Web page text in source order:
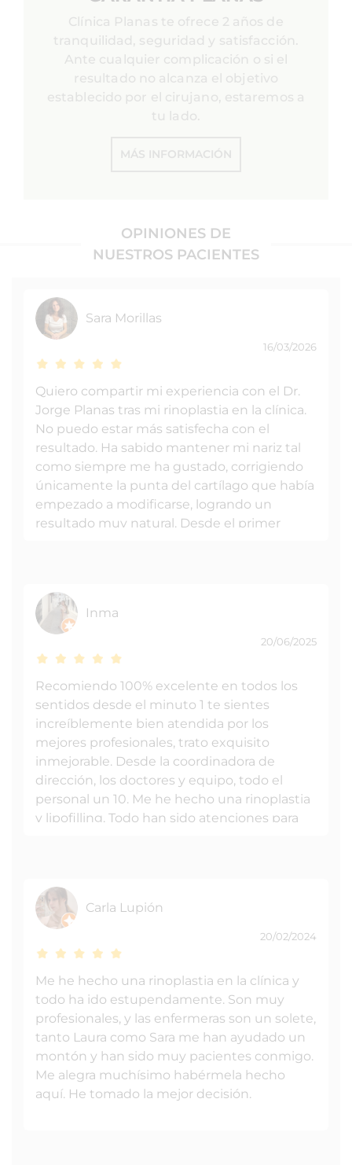
Clínica Planas te ofrece 2 años de
tranquilidad, seguridad y satisfacción.
Ante cualquier complicación o si el
resultado no alcanza el objetivo
establecido por el cirujano, estaremos a
tu lado.
MÁS INFORMACIÓN
OPINIONES DE
NUESTROS PACIENTES
Sara Morillas
16/03/2026
Quiero compartir mi experiencia con el Dr.
Jorge Planas tras mi rinoplastia en la clínica.
No puedo estar más satisfecha con el
resultado. Ha sabido mantener mi nariz tal
como siempre me ha gustado, corrigiendo
únicamente la punta del cartílago que había
empezado a modificarse, logrando un
resultado muy natural. Desde el primer
sido rápida y cómoda, y en
aproximadamente un mes ya puedo hacer
vida completamente normal. Estoy muy
agradecida por el resultado y por la atención
manos del Dr. Jorge Planas y de todo el
equipo de la clínica. ¡¡Gracias Doctor y
equipo!! Sara Morillas
Inma
20/06/2025
Recomiendo 100% excelente en todos los
sentidos desde el minuto 1 te sientes
increíblemente bien atendida por los
mejores profesionales, trato exquisito
inmejorable. Desde la coordinadora de
dirección, los doctores y equipo, todo el
personal un 10. Me he hecho una rinoplastia
y lipofilling. Todo han sido atenciones para
encantador y con una paciencia infinita. Las
habitaciones muy top, la comida excelente.
Increíble que en un hospital te sientes como
en casa. En las mejores manos. Muchas
Carla Lupión
20/02/2024
Me he hecho una rinoplastia en la clínica y
todo ha ido estupendamente. Son muy
profesionales, y las enfermeras son un solete,
tanto Laura como Sara me han ayudado un
montón y han sido muy pacientes conmigo.
Me alegra muchísimo habérmela hecho
aquí. He tomado la mejor decisión.